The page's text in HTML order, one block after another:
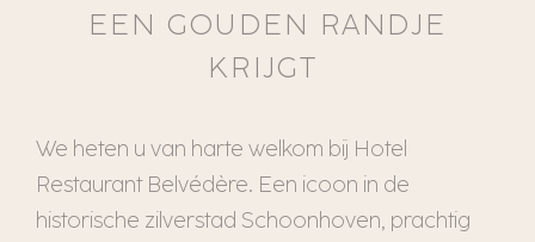
EEN GOUDEN RANDJE
KRIJGT
We heten u van harte welkom bij Hotel
Restaurant Belvédère. Een icoon in de
historische zilverstad Schoonhoven, prachtig